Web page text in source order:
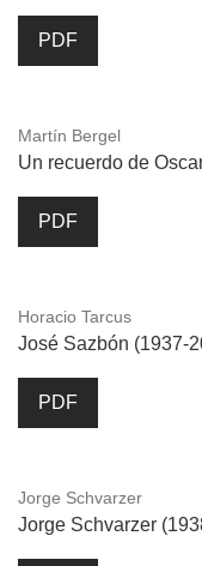
PDF
Martín Bergel
Un recuerdo de
PDF
Horacio Tarcus
José Sazbón (1937-
PDF
Jorge Schvarzer
Jorge Schvarzer